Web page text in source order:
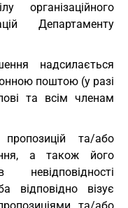
організаційного
Департаменту
надсилається
поштою (у разі
та всім членам
та/або
а також його
відповідно візує